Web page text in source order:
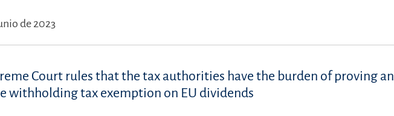
de 2023
Court rules that the tax authorities have the burden of proving an
withholding tax exemption on EU dividends